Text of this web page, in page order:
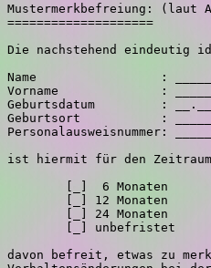
Mustermerkbefreiung: (laut
====================
Die nachstehend eindeutig
Name                 :
Vorname              :
Geburtsdatum         :
Geburtsort           :
Personalausweisnummer:
ist hiermit für den
[_]  6 Monaten
[_] 12 Monaten
[_] 24 Monaten
[_] unbefristet
davon befreit, etwas zu